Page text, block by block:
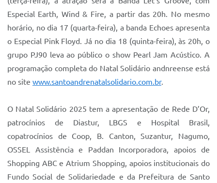
Especial Earth, Wind & Fire, a partir das 20h. No mesmo
horário, no dia 17 (quarta-feira), a banda Echoes apresenta
o Especial Pink Floyd. Já no dia 18 (quinta-feira), às 20h, o
grupo PJ90 leva ao público o show Pearl Jam Acústico. A
programação completa do Natal Solidário andnreense está
no site www.santoandrenatalsolidario.com.br.
O Natal Solidário 2025 tem a apresentação de Rede D’Or,
patrocínios de Diastur, LBGS e Hospital Brasil,
copatrocínios de Coop, B. Canton, Suzantur, Nagumo,
OSSEL Assistência e Paddan Incorporadora, apoios de
Shopping ABC e Atrium Shopping, apoios institucionais do
Fundo Social de Solidariedade e da Prefeitura de Santo